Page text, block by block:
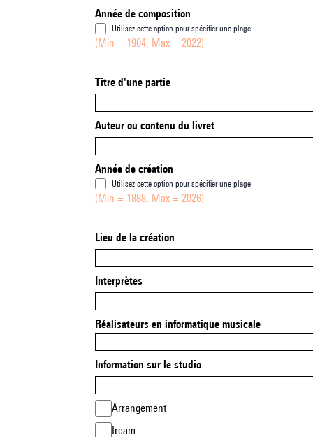
Année de composition
Utilisez cette option pour spécifier une plage
(Min = 1904, Max = 2022)
Titre d'une partie
Auteur ou contenu du livret
Année de création
Utilisez cette option pour spécifier une plage
(Min = 1888, Max = 2026)
Lieu de la création
Interprètes
Réalisateurs en informatique musicale
Information sur le studio
Arrangement
Ircam